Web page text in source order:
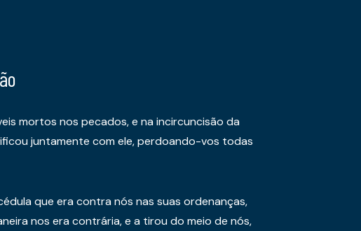
mortos nos pecados, e na incircuncisão da
juntamente com ele, perdoando-vos todas
que era contra nós nas suas ordenanças,
nos era contrária, e a tirou do meio de nós,